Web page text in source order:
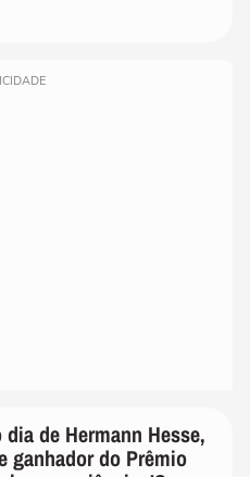
dia de Hermann Hesse,
ganhador do Prêmio